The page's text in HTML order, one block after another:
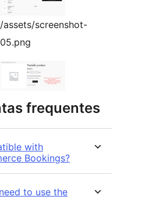
/assets/screenshot-
05.png
frequentes
with
Bookings?
to use the